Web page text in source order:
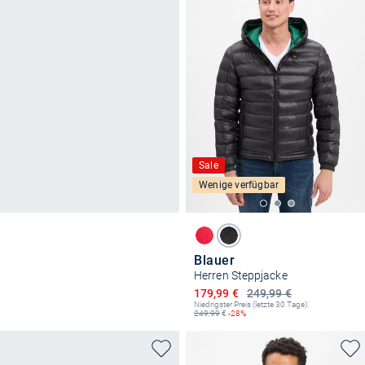
Sale
Wenige verfügbar
Blauer
Herren Steppjacke
249,99 €
Ermäßigter Preis
179,99 €
Niedrigster Preis (letzte 30 Tage):
249,99€ -28%